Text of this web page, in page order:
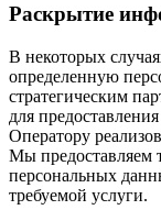
Раскрытие
В некоторых
определенную
стратегическим
для
Оператору
Мы предоставляем
персональных
требуемой услуги.